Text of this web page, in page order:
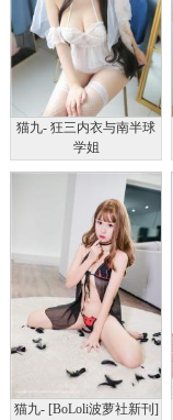
猫九- 狂三内衣与南半球
学姐
猫九- [BoLoli波萝社新刊]